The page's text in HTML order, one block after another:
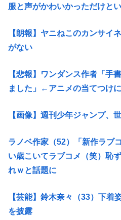
服と声がかわいかっただけと
【朗報】ヤニねこのカンサイ
がない
【悲報】ワンダンス作者「手
ました」←アニメの当てつけ
【画像】週刊少年ジャンプ、
ラノベ作家（52）「新作ラブ
い歳こいてラブコメ（笑）恥
れｗと話題に
【芸能】鈴木奈々（33）下着
を披露